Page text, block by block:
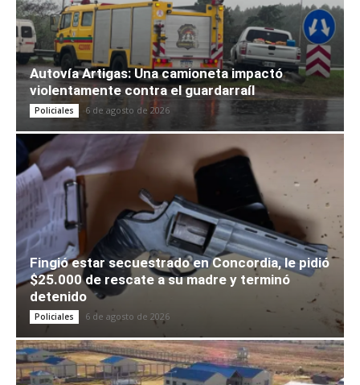
Autovía Artigas: Una camioneta impactó
violentamente contra el guardarraíl
Policiales 6 de agosto de 2026
Fingió estar secuestrado en Concordia, le pidió
$25.000 de rescate a su madre y terminó
detenido
Policiales 6 de agosto de 2026